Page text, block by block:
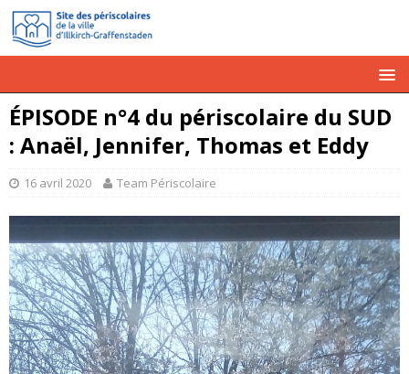
ÉPISODE n°4 du périscolaire du SUD
: Anaël, Jennifer, Thomas et Eddy
16 avril 2020 Team Périscolaire